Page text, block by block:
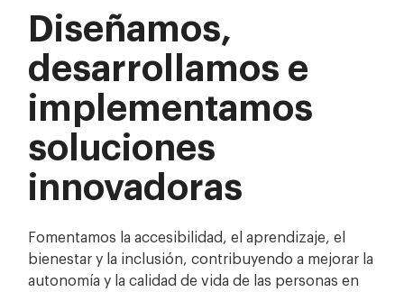
Diseñamos,
desarrollamos e
implementamos
soluciones
innovadoras
Fomentamos la accesibilidad, el aprendizaje, el
bienestar y la inclusión, contribuyendo a mejorar la
autonomía y la calidad de vida de las personas en